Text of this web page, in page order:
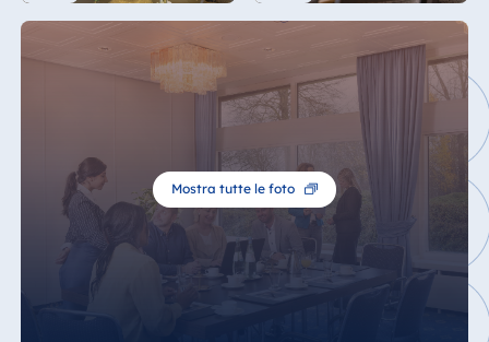
Mostra tutte le foto